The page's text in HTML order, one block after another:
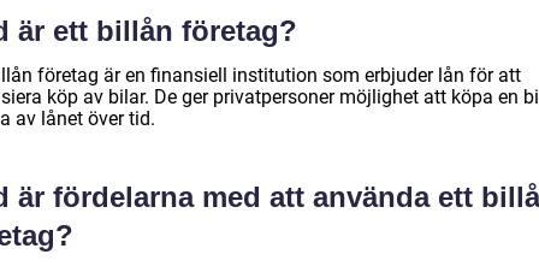
är ett billån företag?
företag är en finansiell institution som erbjuder lån för att
köp av bilar. De ger privatpersoner möjlighet att köpa en
av lånet över tid.
är fördelarna med att använda ett